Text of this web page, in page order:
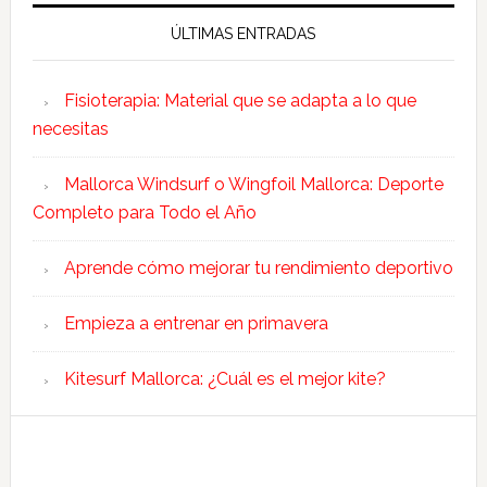
ÚLTIMAS ENTRADAS
Fisioterapia: Material que se adapta a lo que
necesitas
Mallorca Windsurf o Wingfoil Mallorca: Deporte
Completo para Todo el Año
Aprende cómo mejorar tu rendimiento deportivo
Empieza a entrenar en primavera
Kitesurf Mallorca: ¿Cuál es el mejor kite?